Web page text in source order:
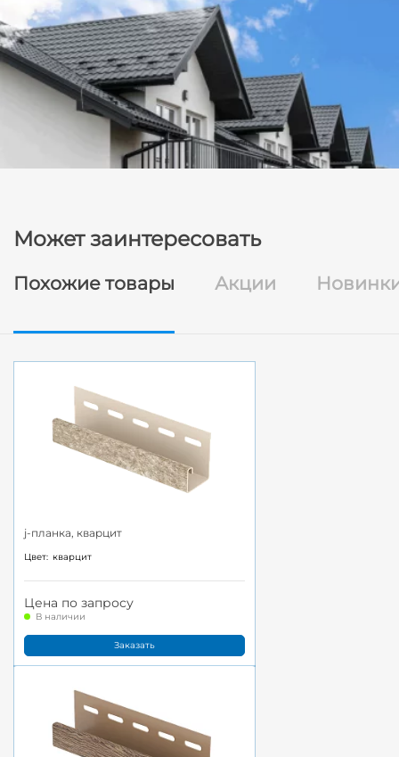
Может заинтересовать
Похожие товары Акции
j-планка, кварцит
Цвет: кварцит
Цена по запросу
В наличии
Заказать